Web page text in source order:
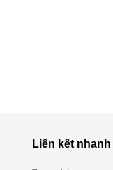
Liên kết nhanh